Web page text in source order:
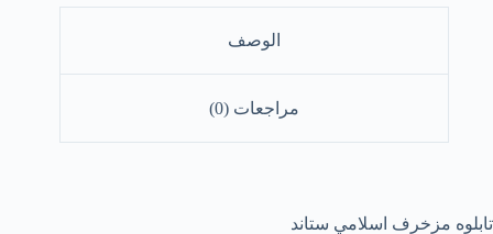
الوصف
مراجعات (0)
تابلوه مزخرف اسلامي ستاند